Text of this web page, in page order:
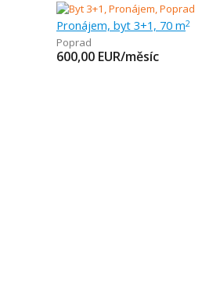
Pronájem, byt 3+1, 70 m2
Poprad
600,00 EUR/měsíc